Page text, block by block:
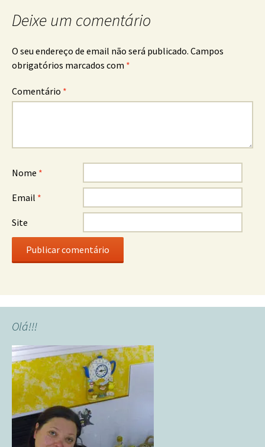
Deixe um comentário
O seu endereço de email não será publicado. Campos
obrigatórios marcados com *
Comentário *
Nome *
Email *
Site
Olá!!!